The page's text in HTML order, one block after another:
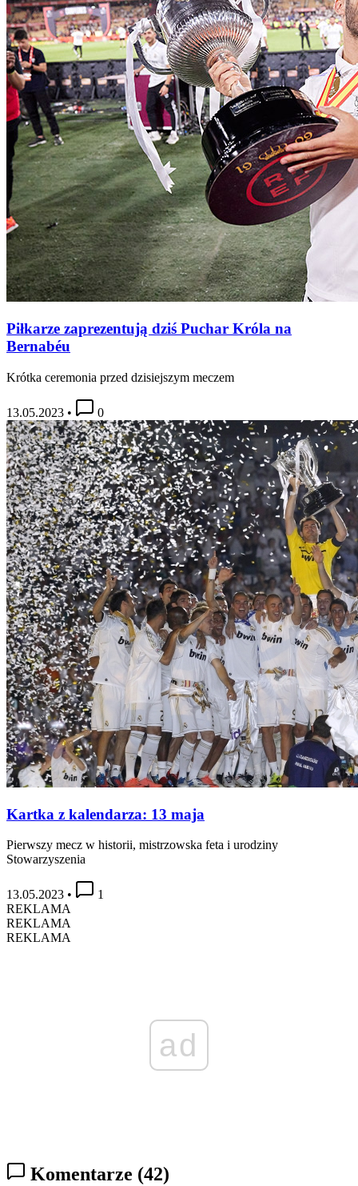
Piłkarze zaprezentują dziś Puchar Króla na
Bernabéu
Krótka ceremonia przed dzisiejszym meczem
13.05.2023 • 0
Kartka z kalendarza: 13 maja
Pierwszy mecz w historii, mistrzowska feta i urodziny
Stowarzyszenia
13.05.2023 •
1
REKLAMA
REKLAMA
REKLAMA
ad
Komentarze (42)